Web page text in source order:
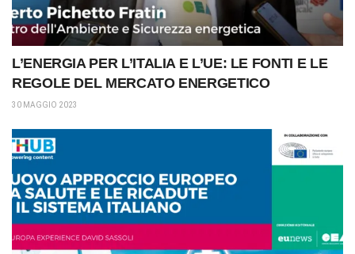
L’ENERGIA PER L’ITALIA E L’UE: LE FONTI E LE
REGOLE DEL MERCATO ENERGETICO
30 MAGGIO 2023